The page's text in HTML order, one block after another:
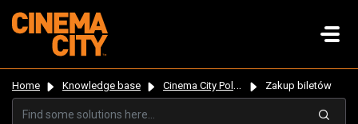
Home Knowledge base Cinema City Poland Zakup biletów